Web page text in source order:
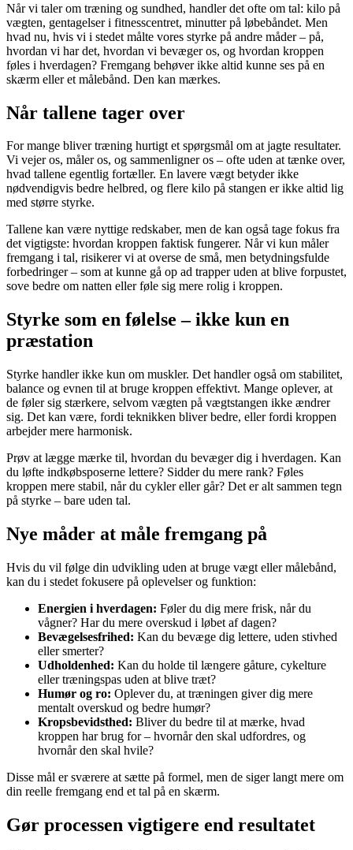
Når vi taler om træning og sundhed, handler det ofte om tal: kilo på
vægten, gentagelser i fitnesscentret, minutter på løbebåndet. Men
hvad nu, hvis vi i stedet målte vores styrke på andre måder – på,
hvordan vi har det, hvordan vi bevæger os, og hvordan kroppen
føles i hverdagen? Fremgang behøver ikke altid kunne ses på en
skærm eller et målebånd. Den kan mærkes.
Når tallene tager over
For mange bliver træning hurtigt et spørgsmål om at jagte resultater.
Vi vejer os, måler os, og sammenligner os – ofte uden at tænke over,
hvad tallene egentlig fortæller. En lavere vægt betyder ikke
nødvendigvis bedre helbred, og flere kilo på stangen er ikke altid lig
med større styrke.
Tallene kan være nyttige redskaber, men de kan også tage fokus fra
det vigtigste: hvordan kroppen faktisk fungerer. Når vi kun måler
fremgang i tal, risikerer vi at overse de små, men betydningsfulde
forbedringer – som at kunne gå op ad trapper uden at blive forpustet,
sove bedre om natten eller føle sig mere rolig i kroppen.
Styrke som en følelse – ikke kun en
præstation
Styrke handler ikke kun om muskler. Det handler også om stabilitet,
balance og evnen til at bruge kroppen effektivt. Mange oplever, at
de føler sig stærkere, selvom vægten på vægtstangen ikke ændrer
sig. Det kan være, fordi teknikken bliver bedre, eller fordi kroppen
arbejder mere harmonisk.
Prøv at lægge mærke til, hvordan du bevæger dig i hverdagen. Kan
du løfte indkøbsposerne lettere? Sidder du mere rank? Føles
kroppen mere stabil, når du cykler eller går? Det er alt sammen tegn
på styrke – bare uden tal.
Nye måder at måle fremgang på
Hvis du vil følge din udvikling uden at bruge vægt eller målebånd,
kan du i stedet fokusere på oplevelser og funktion:
Energien i hverdagen: Føler du dig mere frisk, når du
vågner? Har du mere overskud i løbet af dagen?
Bevægelsesfrihed: Kan du bevæge dig lettere, uden stivhed
eller smerter?
Udholdenhed: Kan du holde til længere gåture, cykelture
eller træningspas uden at blive træt?
Humør og ro: Oplever du, at træningen giver dig mere
mentalt overskud og bedre humør?
Kropsbevidsthed: Bliver du bedre til at mærke, hvad
kroppen har brug for – hvornår den skal udfordres, og
hvornår den skal hvile?
Disse mål er sværere at sætte på formel, men de siger langt mere om
din reelle fremgang end et tal på en skærm.
Gør processen vigtigere end resultatet